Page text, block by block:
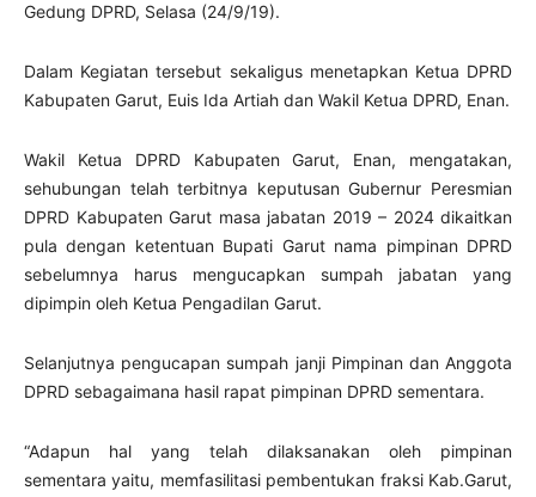
Gedung DPRD, Selasa (24/9/19).
Dalam Kegiatan tersebut sekaligus menetapkan Ketua DPRD
Kabupaten Garut, Euis Ida Artiah dan Wakil Ketua DPRD, Enan.
Wakil Ketua DPRD Kabupaten Garut, Enan, mengatakan,
sehubungan telah terbitnya keputusan Gubernur Peresmian
DPRD Kabupaten Garut masa jabatan 2019 – 2024 dikaitkan
pula dengan ketentuan Bupati Garut nama pimpinan DPRD
sebelumnya harus mengucapkan sumpah jabatan yang
dipimpin oleh Ketua Pengadilan Garut.
Selanjutnya pengucapan sumpah janji Pimpinan dan Anggota
DPRD sebagaimana hasil rapat pimpinan DPRD sementara.
“Adapun hal yang telah dilaksanakan oleh pimpinan
sementara yaitu, memfasilitasi pembentukan fraksi Kab.Garut,